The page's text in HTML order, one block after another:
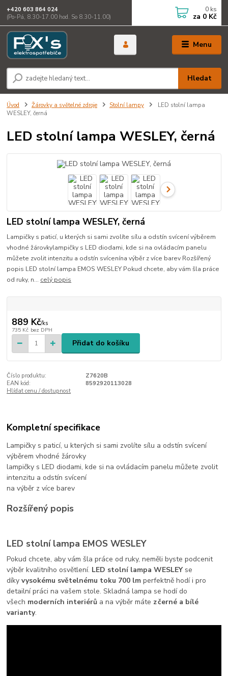
Menu
Hledat
+420 603 864 024
(Po-Pá, 8.30-17.00 hod. So 8.30-11.00)
0 ks
za 0 Kč
Úvod Žárovky a světelné zdroje Stolní lampy
LED stolní lampa
WESLEY, černá
LED stolní lampa WESLEY, černá
LED stolní lampa WESLEY, černá
Lampičky s paticí, u kterých si sami zvolíte sílu a odstín svícení výběrem
vhodné žárovkylampičky s LED diodami, kde si na ovládacím panelu
můžete zvolit intenzitu a odstín svícenína výběr z více barev Rozšířený
popis LED stolní lampa EMOS WESLEY Pokud chcete, aby vám šla práce
od ruky, n... celý popis
889 Kč/ks
735 Kč bez DPH
Přidat do košíku
Číslo produktu:
Z7620B
EAN kód:
8592920113028
Hlídat cenu / dostupnost
Kompletní specifikace
Lampičky s paticí, u kterých si sami zvolíte sílu a odstín svícení
výběrem vhodné žárovky
lampičky s LED diodami, kde si na ovládacím panelu můžete zvolit
intenzitu a odstín svícení
na výběr z více barev
Rozšířený popis
LED stolní lampa EMOS WESLEY
Pokud chcete, aby vám šla práce od ruky, neměli byste podcenit
výběr kvalitního osvětlení. LED stolní lampa WESLEY se
díkyvysokému světelnému toku 700 lmperfektně hodí i pro
detailní práci na vašem stole. Skladná lampa se hodí do
všech moderních interiérů a na výběr máte z černé a bílé
varianty.